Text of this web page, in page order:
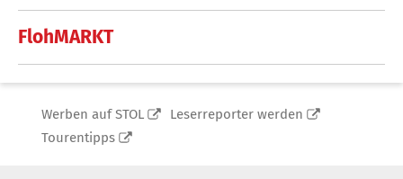
FlohMARKT
Werben auf STOL
Leserreporter werden
Tourentipps